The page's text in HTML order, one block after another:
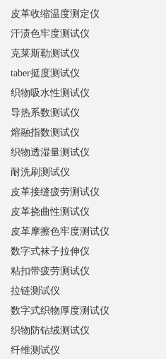
皮革收缩温度测定仪
汗渍色牢度测试仪
克莱斯勒测试仪
taber挺度测试仪
织物吸水性测试仪
导热系数测试仪
熔融指数测试仪
织物透湿量测试仪
耐洗刷测试仪
皮革接缝疲劳测试仪
皮革挠曲性测试仪
皮革摩擦色牢度测试仪
数字式袜子拉伸仪
粘扣带疲劳测试仪
拉链测试仪
数字式织物厚度测试仪
织物防钻绒测试仪
纤维测试仪